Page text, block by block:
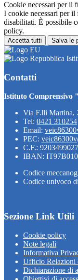
Cookie necessari per il
I cookie necessari per il
disabilitati. È possibile
policy.
Accetta tutti Salva le
Contatti
Istituto Comprensivo
Via F.lli Martina,
Tel: 0421 310254
Email:
PEC:
C.F.:
IBAN:
Codice
Codice univoco
Sezione Link Utili
Cookie policy
Note legali
Informativa
Ufficio Relazioni
Dichiarazione di